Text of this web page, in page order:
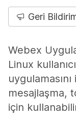
Geri
Webex
Linux
mesajlaşma,
için